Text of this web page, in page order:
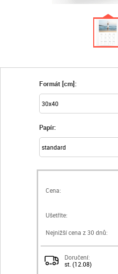
Formát [cm]:
Papír:
Cena:
Ušetříte:
Nejnižší cena z 30 dnů:
Doručení:
st. (12.08)